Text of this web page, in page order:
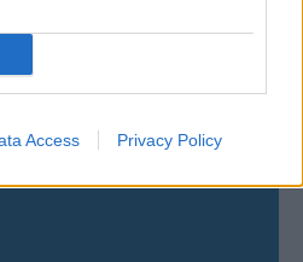
Access Privacy Policy
τεστ της Εθνικής στο